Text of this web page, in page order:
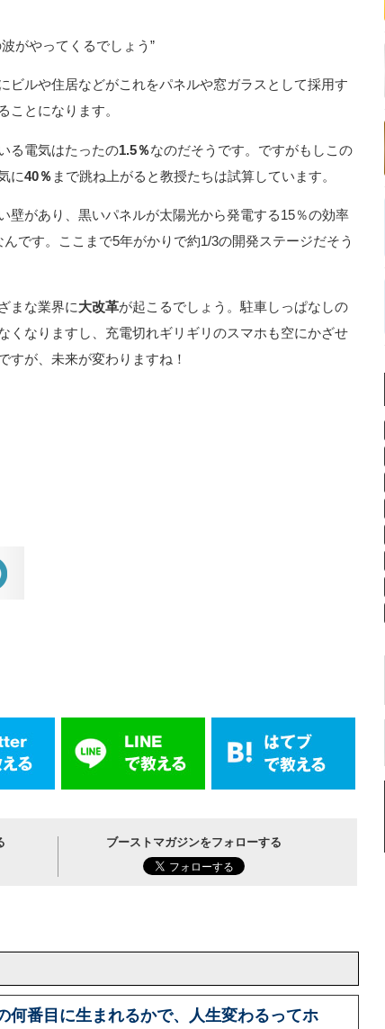
がやってくるでしょう”
ビルや住居などがこれをパネルや窓ガラスとして採用す
ことになります。
る電気はたったの1.5％なのだそうです。ですがもしこの
に40％ まで跳ね上がると教授たちは試算しています。
壁があり、黒いパネルが太陽光から発電する15％の効率
んです。ここまで5年がかりで約1/3の開発ステージだそう
まな業界に大改革が起こるでしょう。駐車しっぱなしの
くなりますし、充電切れギリギリのスマホも空にかざせ
すが、未来が変わりますね！
ブーストマガジンをフォローする
何番目に生まれるかで、人生変わるってホ